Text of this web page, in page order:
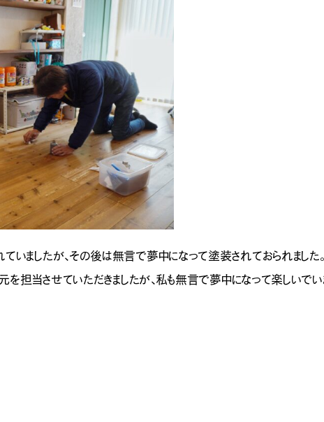
ましたが、その後は無言で夢中になって塗装されておられました
を担当させていただきましたが、私も無言で夢中になって楽しいでい